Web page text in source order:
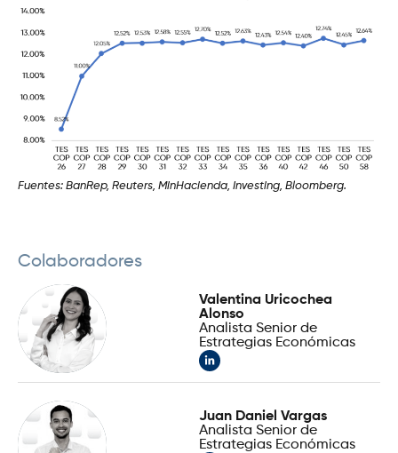
Fuentes: BanRep, Reuters, MinHacienda, Investing, Bloomberg.
Colaboradores
Valentina Uricochea
Alonso
Analista Senior de
Estrategias Económicas
Juan Daniel Vargas
Analista Senior de
Estrategias Económicas